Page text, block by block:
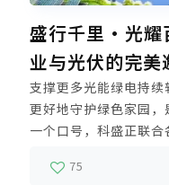
盛行千里·光耀
业与光伏的完美
支撑更多光能绿电持
更好地守护绿色家园
一个口号，科盛正联
撑新材料行业能源转
力支撑，科盛对清洁
75